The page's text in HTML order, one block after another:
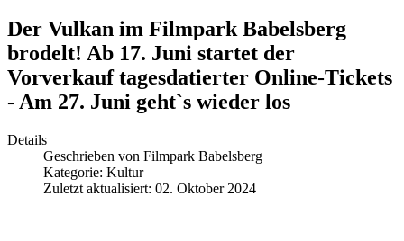
Der Vulkan im Filmpark Babelsberg
brodelt! Ab 17. Juni startet der
Vorverkauf tagesdatierter Online-Tickets
- Am 27. Juni geht`s wieder los
Details
Geschrieben von Filmpark Babelsberg
Kategorie: Kultur
Zuletzt aktualisiert: 02. Oktober 2024